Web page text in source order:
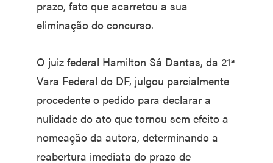
prazo, fato que acarretou a sua
eliminação do concurso.
O juiz federal Hamilton Sá Dantas, da 21ª
Vara Federal do DF, julgou parcialmente
procedente o pedido para declarar a
nulidade do ato que tornou sem efeito a
nomeação da autora, determinando a
reabertura imediata do prazo de